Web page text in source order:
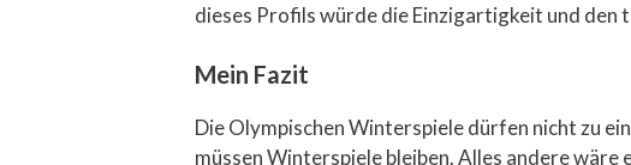
dieses Profils würde die Einzigartigkeit und
Mein Fazit
Die Olympischen Winterspiele dürfen nicht zu
müssen Winterspiele bleiben. Alles andere